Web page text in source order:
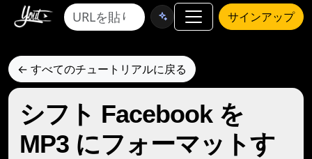
サインアップ
← すべてのチュートリアルに戻る
シフト Facebook を
MP3 にフォーマットす